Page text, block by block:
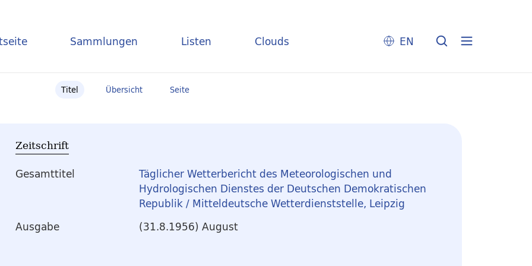
Sammlungen Listen Clouds EN
Titel Übersicht Seite
Zeitschrift
Gesamttitel
Täglicher Wetterbericht des Meteorologischen und
Hydrologischen Dienstes der Deutschen Demokratischen
Republik / Mitteldeutsche Wetterdienststelle, Leipzig
Ausgabe
(31.8.1956) August